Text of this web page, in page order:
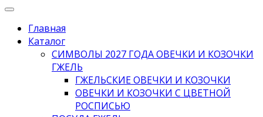
Главная
Каталог
СИМВОЛЫ 2027 ГОДА ОВЕЧКИ И КОЗОЧКИ
ГЖЕЛЬ
ГЖЕЛЬСКИЕ ОВЕЧКИ И КОЗОЧКИ
ОВЕЧКИ И КОЗОЧКИ С ЦВЕТНОЙ
РОСПИСЬЮ